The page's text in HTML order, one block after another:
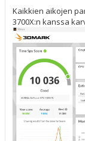
Kaikkien aikojen
3700X:n kanssa